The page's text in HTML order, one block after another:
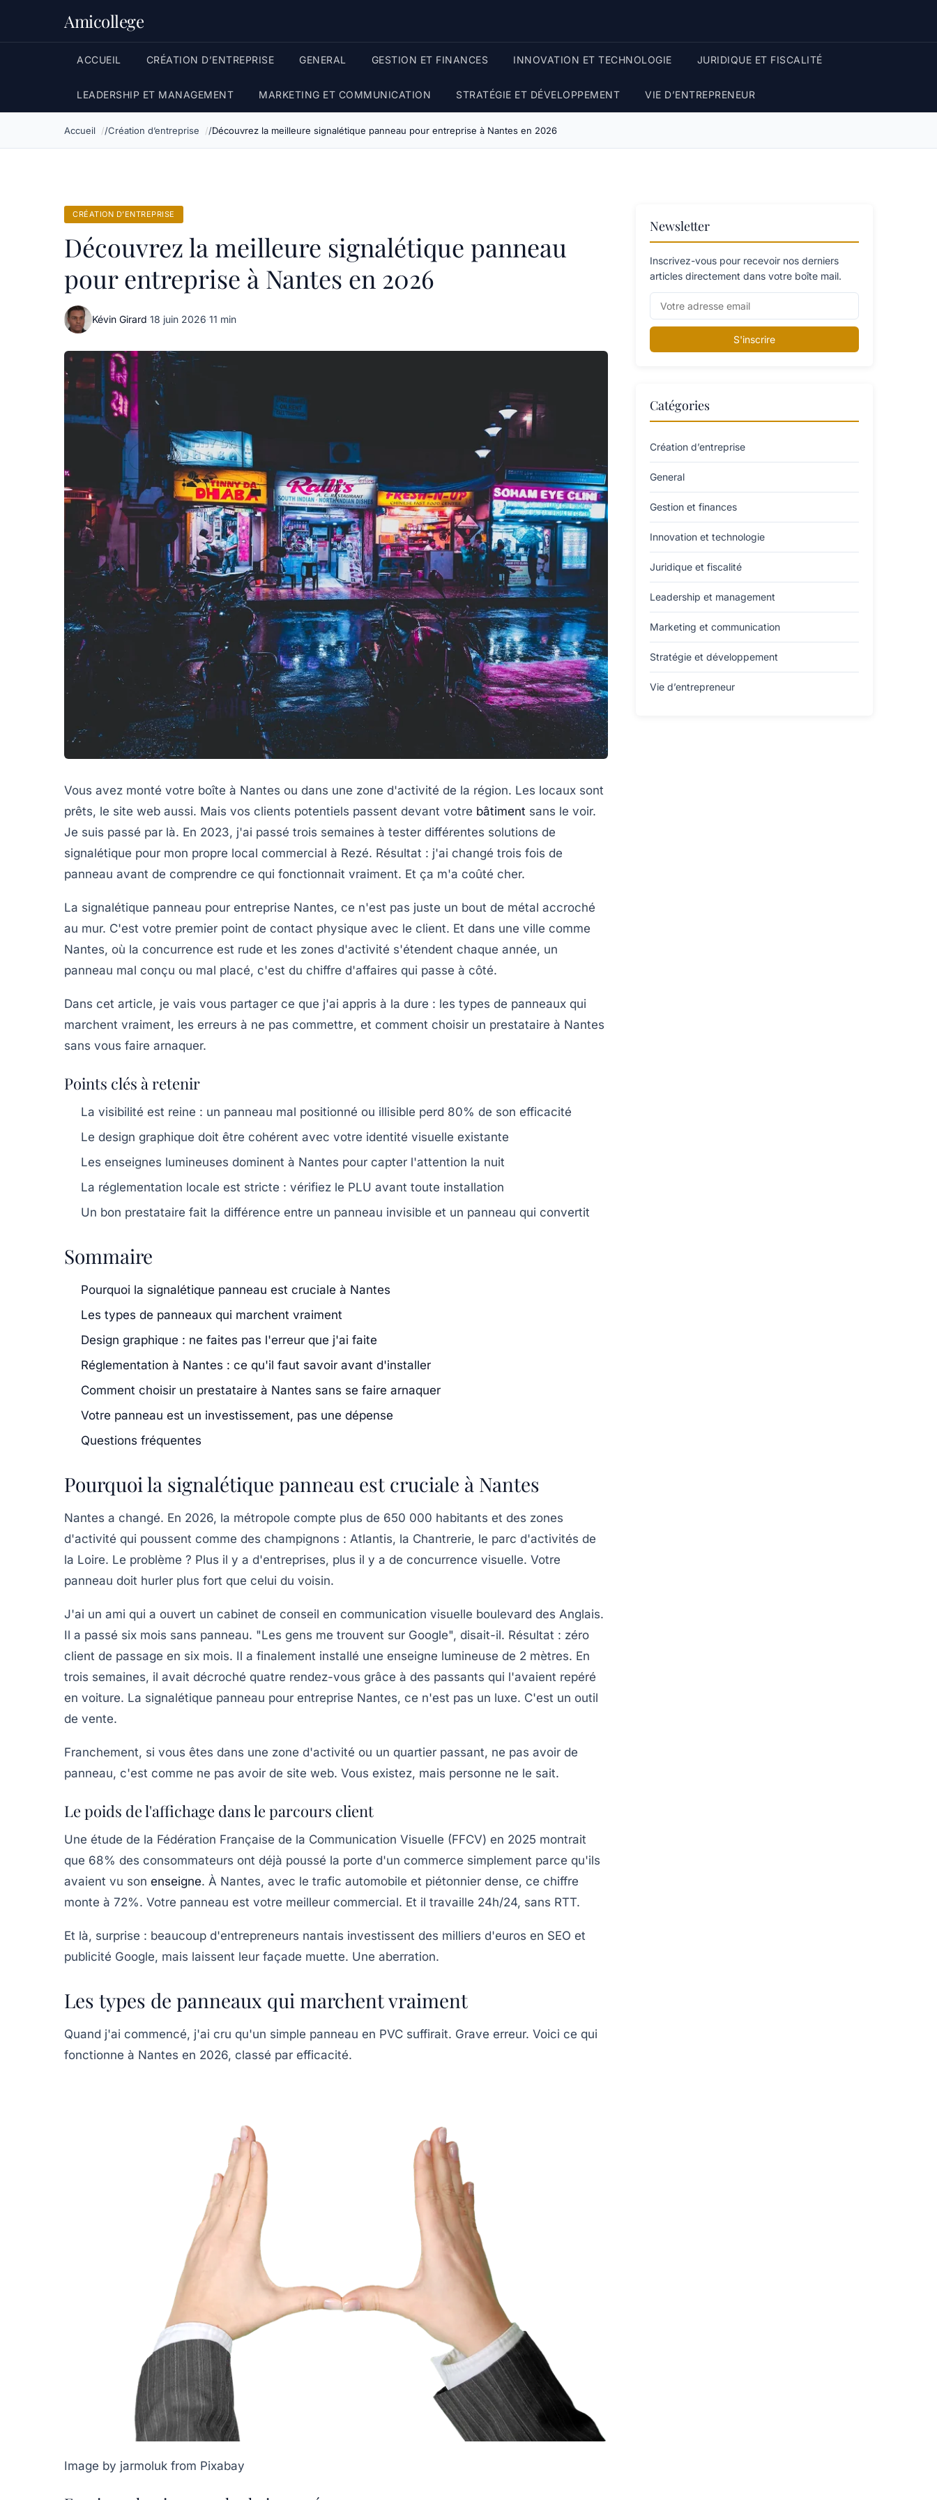
Amicollege
ACCUEIL CRÉATION D’ENTREPRISE GENERAL GESTION ET FINANCES INNOVATION ET TECHNOLOGIE JURIDIQUE ET FISCALITÉ
LEADERSHIP ET MANAGEMENT MARKETING ET COMMUNICATION STRATÉGIE ET DÉVELOPPEMENT VIE D’ENTREPRENEUR
Accueil Création d’entreprise Découvrez la meilleure signalétique panneau pour entreprise à Nantes en 2026
CRÉATION D’ENTREPRISE
Découvrez la meilleure signalétique panneau
pour entreprise à Nantes en 2026
Kévin Girard·18 juin 2026·11 min
Vous avez monté votre boîte à Nantes ou dans une zone d'activité de la région. Les locaux sont
prêts, le site web aussi. Mais vos clients potentiels passent devant votre bâtiment sans le voir.
Je suis passé par là. En 2023, j'ai passé trois semaines à tester différentes solutions de
signalétique pour mon propre local commercial à Rezé. Résultat : j'ai changé trois fois de
panneau avant de comprendre ce qui fonctionnait vraiment. Et ça m'a coûté cher.
La signalétique panneau pour entreprise Nantes, ce n'est pas juste un bout de métal accroché
au mur. C'est votre premier point de contact physique avec le client. Et dans une ville comme
Nantes, où la concurrence est rude et les zones d'activité s'étendent chaque année, un
panneau mal conçu ou mal placé, c'est du chiffre d'affaires qui passe à côté.
Dans cet article, je vais vous partager ce que j'ai appris à la dure : les types de panneaux qui
marchent vraiment, les erreurs à ne pas commettre, et comment choisir un prestataire à Nantes
sans vous faire arnaquer.
Points clés à retenir
La visibilité est reine : un panneau mal positionné ou illisible perd 80% de son efficacité
Le design graphique doit être cohérent avec votre identité visuelle existante
Les enseignes lumineuses dominent à Nantes pour capter l'attention la nuit
La réglementation locale est stricte : vérifiez le PLU avant toute installation
Un bon prestataire fait la différence entre un panneau invisible et un panneau qui convertit
Sommaire
Pourquoi la signalétique panneau est cruciale à Nantes
Les types de panneaux qui marchent vraiment
Design graphique : ne faites pas l'erreur que j'ai faite
Réglementation à Nantes : ce qu'il faut savoir avant d'installer
Comment choisir un prestataire à Nantes sans se faire arnaquer
Votre panneau est un investissement, pas une dépense
Questions fréquentes
Pourquoi la signalétique panneau est cruciale à Nantes
Nantes a changé. En 2026, la métropole compte plus de 650 000 habitants et des zones
d'activité qui poussent comme des champignons : Atlantis, la Chantrerie, le parc d'activités de
la Loire. Le problème ? Plus il y a d'entreprises, plus il y a de concurrence visuelle. Votre
panneau doit hurler plus fort que celui du voisin.
J'ai un ami qui a ouvert un cabinet de conseil en communication visuelle boulevard des Anglais.
Il a passé six mois sans panneau. "Les gens me trouvent sur Google", disait-il. Résultat : zéro
client de passage en six mois. Il a finalement installé une enseigne lumineuse de 2 mètres. En
trois semaines, il avait décroché quatre rendez-vous grâce à des passants qui l'avaient repéré
en voiture. La signalétique panneau pour entreprise Nantes, ce n'est pas un luxe. C'est un outil
de vente.
Franchement, si vous êtes dans une zone d'activité ou un quartier passant, ne pas avoir de
panneau, c'est comme ne pas avoir de site web. Vous existez, mais personne ne le sait.
Le poids de l'affichage dans le parcours client
Une étude de la Fédération Française de la Communication Visuelle (FFCV) en 2025 montrait
que 68% des consommateurs ont déjà poussé la porte d'un commerce simplement parce qu'ils
avaient vu son enseigne. À Nantes, avec le trafic automobile et piétonnier dense, ce chiffre
monte à 72%. Votre panneau est votre meilleur commercial. Et il travaille 24h/24, sans RTT.
Et là, surprise : beaucoup d'entrepreneurs nantais investissent des milliers d'euros en SEO et
publicité Google, mais laissent leur façade muette. Une aberration.
Les types de panneaux qui marchent vraiment
Quand j'ai commencé, j'ai cru qu'un simple panneau en PVC suffirait. Grave erreur. Voici ce qui
fonctionne à Nantes en 2026, classé par efficacité.
Image by jarmoluk from Pixabay
Newsletter
Inscrivez-vous pour recevoir nos derniers
articles directement dans votre boîte mail.
S'inscrire
Catégories
Création d’entreprise
General
Gestion et finances
Innovation et technologie
Juridique et fiscalité
Leadership et management
Marketing et communication
Stratégie et développement
Vie d’entrepreneur